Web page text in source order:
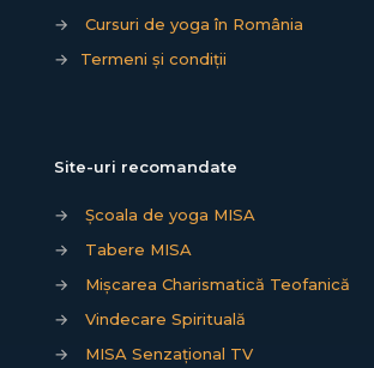
→
Cursuri de yoga în România
→
Termeni și condiții
Site-uri recomandate
→
Școala de yoga MISA
→
Tabere MISA
→
Mișcarea Charismatică Teofanică
→
Vindecare Spirituală
→
MISA Senzațional TV